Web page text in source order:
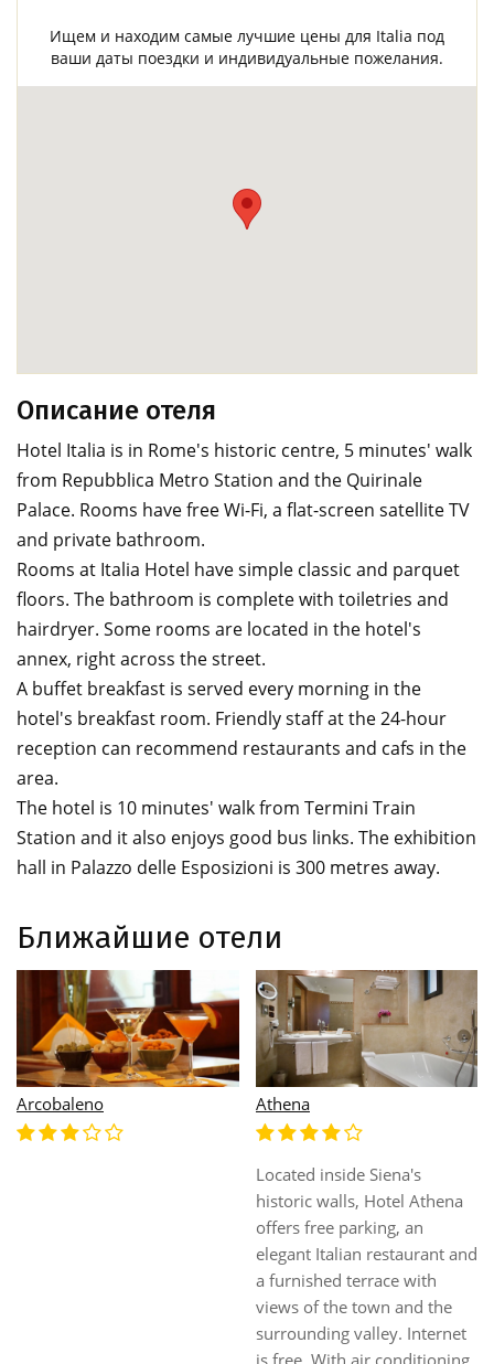
Ищем и находим самые лучшие цены для Italia под
ваши даты поездки и индивидуальные пожелания.
Описание отеля
Hotel Italia is in Rome's historic centre, 5 minutes' walk
from Repubblica Metro Station and the Quirinale
Palace. Rooms have free Wi-Fi, a flat-screen satellite TV
and private bathroom.
Rooms at Italia Hotel have simple classic and parquet
floors. The bathroom is complete with toiletries and
hairdryer. Some rooms are located in the hotel's
annex, right across the street.
A buffet breakfast is served every morning in the
hotel's breakfast room. Friendly staff at the 24-hour
reception can recommend restaurants and cafs in the
area.
The hotel is 10 minutes' walk from Termini Train
Station and it also enjoys good bus links. The exhibition
hall in Palazzo delle Esposizioni is 300 metres away.
Ближайшие отели
Arcobaleno Athena
Located inside Siena's
historic walls, Hotel Athena
offers free parking, an
elegant Italian restaurant and
a furnished terrace with
views of the town and the
surrounding valley. Internet
is free. With air conditioning,